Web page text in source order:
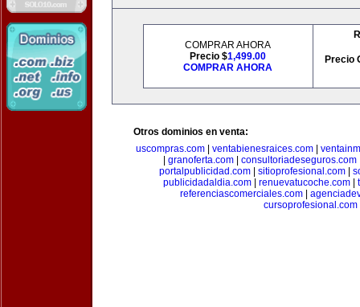
COMPRAR AHORA
Precio $1,499.00
COMPRAR AHORA
Precio
Otros dominios en venta:
uscompras.com| ventabienesraices.com|
granoferta.com| consultoriadeseguros.com
portalpublicidad.com
sitioprofesional.com
publicidadaldia.com| renuevatucoche.com|
referenciascomerciales.com
cursoprofesional.com